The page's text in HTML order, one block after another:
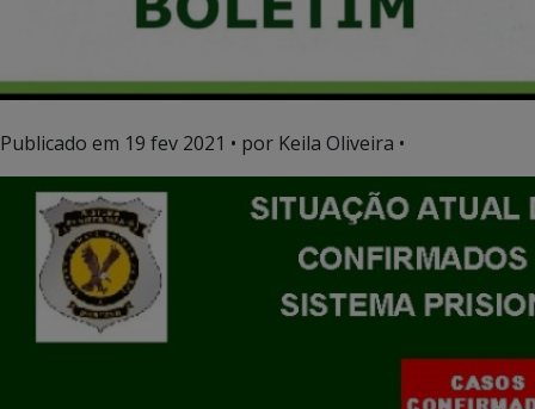
Publicado em 19 fev 2021 • por Keila Oliveira •